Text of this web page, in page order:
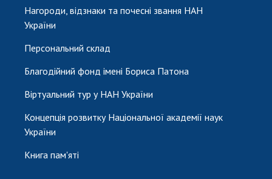
Нагороди, відзнаки та почесні звання НАН
України
Персональний склад
Благодійний фонд імені Бориса Патона
Віртуальний тур у НАН України
Концепція розвитку Національної академії наук
України
Книга пам'яті